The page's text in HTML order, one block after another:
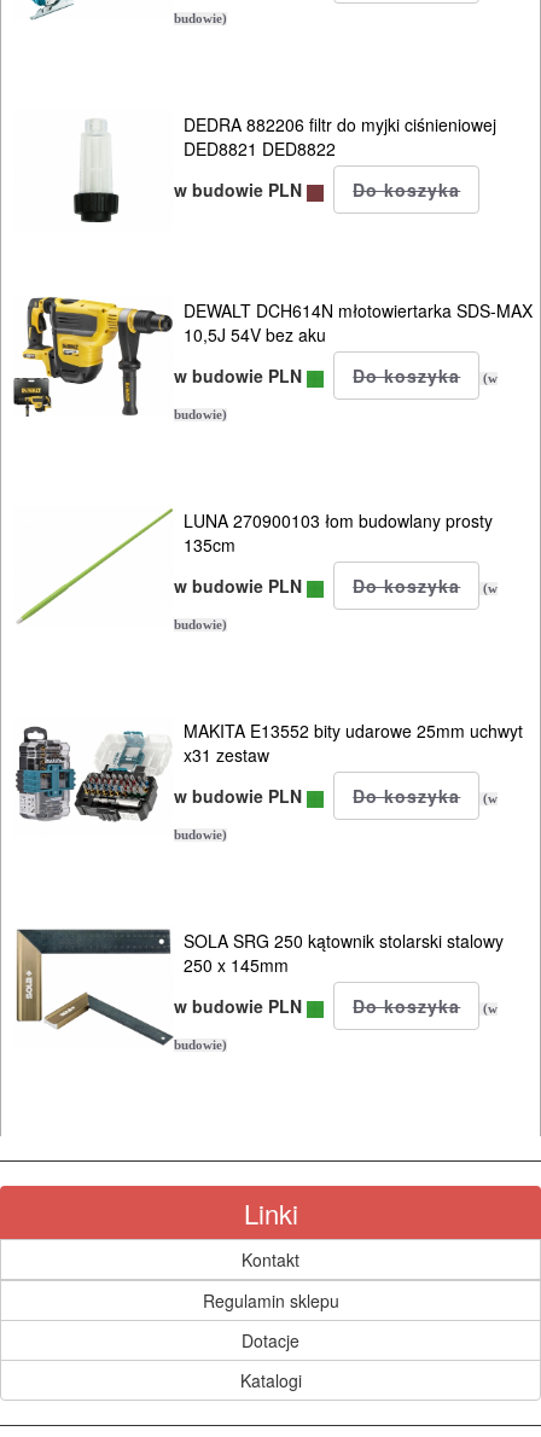
mimośrod.
szlifierki
proste
stołowe
szlifierki
tarczowe
ukosnice
do
metalu
wielofunkcyjne
wiertarki
stołowe
wiertnice
wycinarki
styropianu
wyrzynarki
zszywacze
budowie)
DEDRA 882206 filtr do myjki ciśnieniowej
DED8821 DED8822
w budowie PLN
DEWALT DCH614N młotowiertarka SDS-MAX
10,5J 54V bez aku
w budowie PLN
(w
budowie)
LUNA 270900103 łom budowlany prosty
135cm
w budowie PLN
(w
budowie)
MAKITA E13552 bity udarowe 25mm uchwyt
x31 zestaw
w budowie PLN
(w
budowie)
SOLA SRG 250 kątownik stolarski stalowy
250 x 145mm
w budowie PLN
(w
budowie)
Linki
Kontakt
Regulamin sklepu
Dotacje
Katalogi